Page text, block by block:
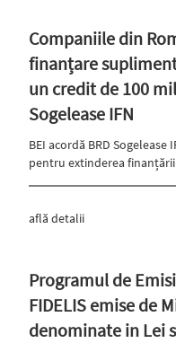
Companiile din
finanțare
un credit de 100
Sogelease IFN
BEI acordă BRD
pentru extinderea
află detalii
Programul de
FIDELIS emise de
denominate in Lei